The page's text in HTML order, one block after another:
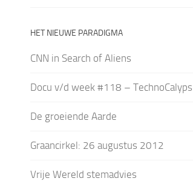
HET NIEUWE PARADIGMA
CNN in Search of Aliens
Docu v/d week #118 – TechnoCalyps
De groeiende Aarde
Graancirkel: 26 augustus 2012
Vrije Wereld stemadvies